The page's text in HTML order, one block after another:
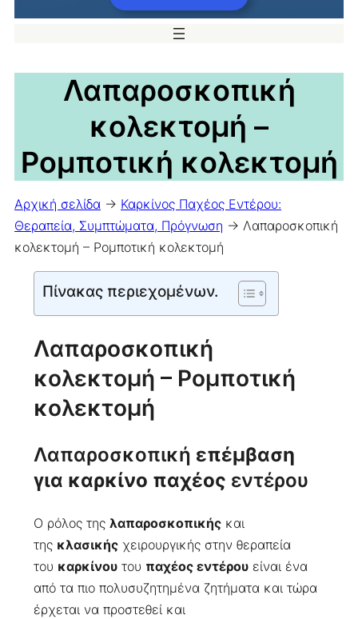
Λαπαροσκοπική
κολεκτομή –
Ρομποτική κολεκτομή
Αρχική σελίδα -> Καρκίνος Παχέος Εντέρου:
Θεραπεία, Συμπτώματα, Πρόγνωση -> Λαπαροσκοπική
κολεκτομή – Ρομποτική κολεκτομή
Πίνακας περιεχομένων.
Λαπαροσκοπική
κολεκτομή – Ρομποτική
κολεκτομή
Λαπαροσκοπική επέμβαση
για καρκίνο παχέος εντέρου
Ο ρόλος της λαπαροσκοπικής και
της κλασικής χειρουργικής στην θεραπεία
του καρκίνου του παχέος εντέρου είναι ένα
από τα πιο πολυσυζητημένα ζητήματα και τώρα
έρχεται να προστεθεί και